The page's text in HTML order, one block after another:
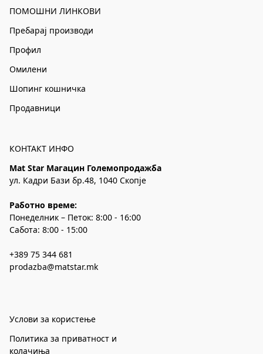
ПОМОШНИ ЛИНКОВИ
Пребарај производи
Профил
Омилени
Шопинг кошничка
Продавници
КОНТАКТ ИНФО
Mat Star Магацин Големопродажба
ул. Кадри Бази бр.48, 1040 Скопје
Работно време:
Понеделник – Петок: 8:00 - 16:00
Сабота: 8:00 - 15:00
+389 75 344 681
prodazba@matstar.mk
Услови за користење
Политика за приватност и
колачиња